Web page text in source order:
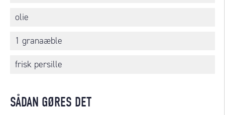
olie
1 granaæble
frisk persille
SÅDAN GØRES DET